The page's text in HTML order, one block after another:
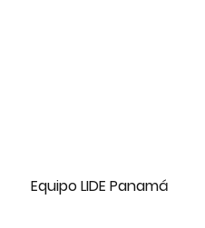
Equipo LIDE Panamá